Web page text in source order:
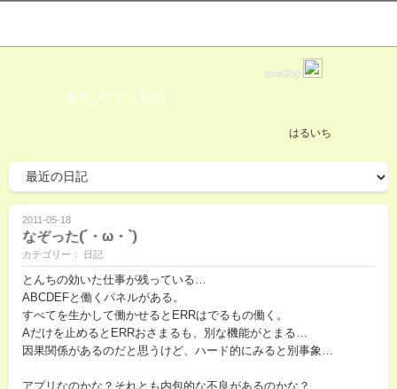
love2log
黄色いアヒル日記
はるいち
2011-05-18
なぞった(´・ω・`)
カテゴリー： 日記
とんちの効いた仕事が残っている…
ABCDEFと働くパネルがある。
すべてを生かして働かせるとERRはでるもの働く。
Aだけを止めるとERRおさまるも、別な機能がとまる…
因果関係があるのだと思うけど、ハード的にみると別事象…
アプリなのかな？それとも内包的な不良があるのかな？